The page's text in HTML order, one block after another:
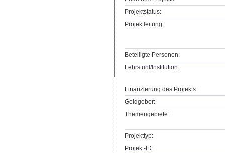
Projektstatus:
Projektleitung:
Beteiligte Personen:
Lehrstuhl/Institution:
Finanzierung des Projekts:
Geldgeber:
Themengebiete:
Projekttyp:
Projekt-ID: